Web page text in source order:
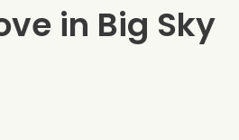
in Big Sky